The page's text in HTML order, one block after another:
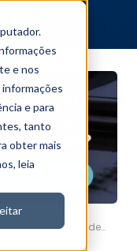
e nos
e para
tanto
obter mais
leia
que pagam dividendos